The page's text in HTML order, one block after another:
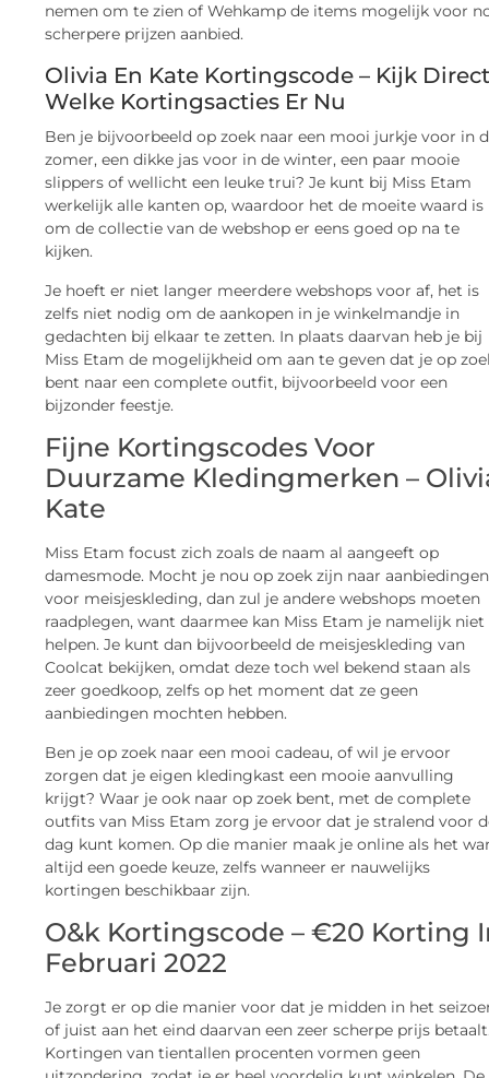
nemen om te zien of Wehkamp de items mogelijk voor
scherpere prijzen aanbied.
Olivia En Kate Kortingscode – Kijk
Welke Kortingsacties Er Nu
Ben je bijvoorbeeld op zoek naar een mooi jurkje voor in
zomer, een dikke jas voor in de winter, een paar mooie
slippers of wellicht een leuke trui? Je kunt bij Miss Etam
werkelijk alle kanten op, waardoor het de moeite waard is
om de collectie van de webshop er eens goed op na te
kijken.
Je hoeft er niet langer meerdere webshops voor af, het is
zelfs niet nodig om de aankopen in je winkelmandje in
gedachten bij elkaar te zetten. In plaats daarvan heb je bij
Miss Etam de mogelijkheid om aan te geven dat je op
bent naar een complete outfit, bijvoorbeeld voor een
bijzonder feestje.
Fijne Kortingscodes Voor
Duurzame Kledingmerken –
Kate
Miss Etam focust zich zoals de naam al aangeeft op
damesmode. Mocht je nou op zoek zijn naar aanbiedingen
voor meisjeskleding, dan zul je andere webshops moeten
raadplegen, want daarmee kan Miss Etam je namelijk niet
helpen. Je kunt dan bijvoorbeeld de meisjeskleding van
Coolcat bekijken, omdat deze toch wel bekend staan als
zeer goedkoop, zelfs op het moment dat ze geen
aanbiedingen mochten hebben.
Ben je op zoek naar een mooi cadeau, of wil je ervoor
zorgen dat je eigen kledingkast een mooie aanvulling
krijgt? Waar je ook naar op zoek bent, met de complete
outfits van Miss Etam zorg je ervoor dat je stralend voor
dag kunt komen. Op die manier maak je online als het
altijd een goede keuze, zelfs wanneer er nauwelijks
kortingen beschikbaar zijn.
O&k Kortingscode – €20 Korting
Februari 2022
Je zorgt er op die manier voor dat je midden in het
of juist aan het eind daarvan een zeer scherpe prijs
Kortingen van tientallen procenten vormen geen